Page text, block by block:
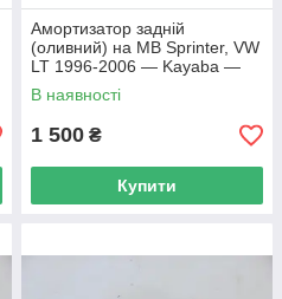
Амортизатор задній
(оливний) на MB Sprinter, VW
LT 1996-2006 — Kayaba —
441081
В наявності
1 500 ₴
Купити